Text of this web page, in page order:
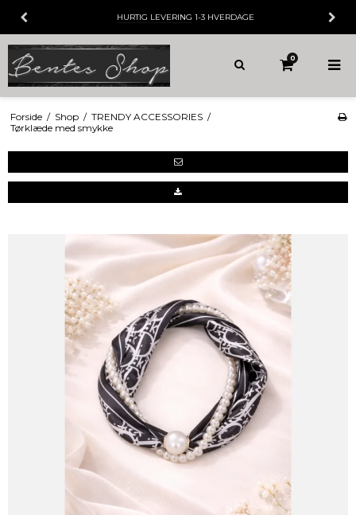
HURTIG LEVERING 1-3 HVERDAGE
0
Forside / Shop / TRENDY ACCESSORIES /
Tørklæde med smykke